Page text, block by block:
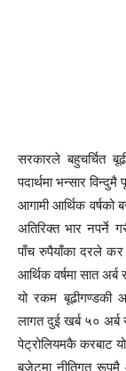
सरकारले बहुचर्चित
पदार्थमा भन्सार विन्दुमै
आगामी आर्थिक वर्षको
अतिरिक्त भार नपर्ने
पाँच रुपैयाँका दरले
आर्थिक वर्षमा सात
यो रकम बूढीगण्डकी
लागत दुई खर्ब ५० अर्ब
पेट्रोलियमकै करबाट
बजेटमा नीतिगत रूपमै